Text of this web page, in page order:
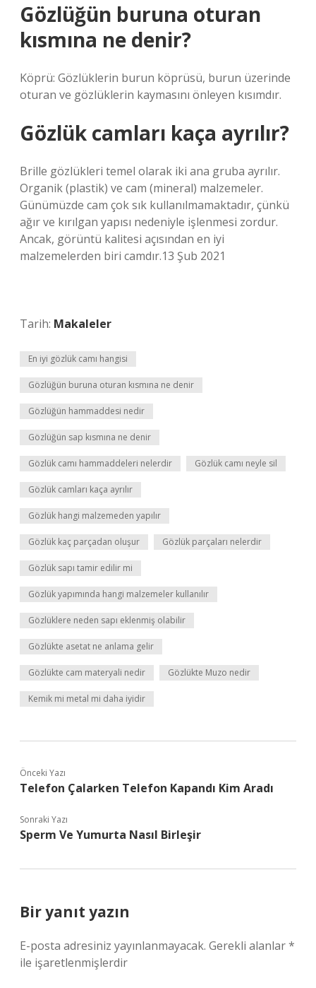
Gözlüğün buruna oturan
kısmına ne denir?
Köprü: Gözlüklerin burun köprüsü, burun üzerinde
oturan ve gözlüklerin kaymasını önleyen kısımdır.
Gözlük camları kaça ayrılır?
Brille gözlükleri temel olarak iki ana gruba ayrılır.
Organik (plastik) ve cam (mineral) malzemeler.
Günümüzde cam çok sık kullanılmamaktadır, çünkü
ağır ve kırılgan yapısı nedeniyle işlenmesi zordur.
Ancak, görüntü kalitesi açısından en iyi
malzemelerden biri camdır.13 Şub 2021
Tarih: Makaleler
En iyi gözlük camı hangisi
Gözlüğün buruna oturan kısmına ne denir
Gözlüğün hammaddesi nedir
Gözlüğün sap kısmına ne denir
Gözlük camı hammaddeleri nelerdir Gözlük camı neyle sil
Gözlük camları kaça ayrılır
Gözlük hangi malzemeden yapılır
Gözlük kaç parçadan oluşur Gözlük parçaları nelerdir
Gözlük sapı tamir edilir mi
Gözlük yapımında hangi malzemeler kullanılır
Gözlüklere neden sapı eklenmiş olabilir
Gözlükte asetat ne anlama gelir
Gözlükte cam materyali nedir Gözlükte Muzo nedir
Kemik mi metal mi daha iyidir
Önceki Yazı
Telefon Çalarken Telefon Kapandı Kim Aradı
Sonraki Yazı
Sperm Ve Yumurta Nasıl Birleşir
Bir yanıt yazın
E-posta adresiniz yayınlanmayacak. Gerekli alanlar*
ile işaretlenmişlerdir